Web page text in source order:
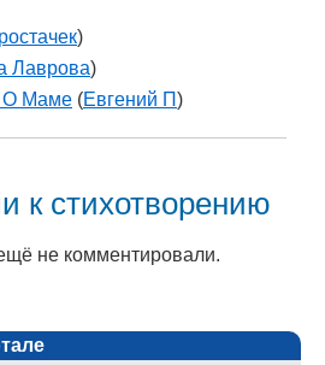
)
Лаврова)
О Маме (Евгений П)
к стихотворению
не комментировали.